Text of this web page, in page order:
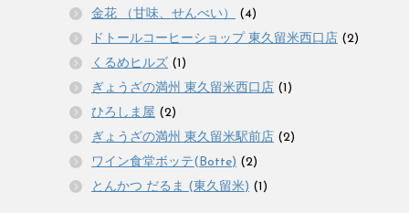
金花 （甘味、せんべい）
(4)
ドトールコーヒーショップ 東久留米西口店 (2)
くるめヒルズ (1)
ぎょうざの満州 東久留米西口店 (1)
ひろしま屋 (2)
ぎょうざの満州 東久留米駅前店 (2)
ワイン食堂ボッテ(Botte) (2)
とんかつ だるま (東久留米) (1)